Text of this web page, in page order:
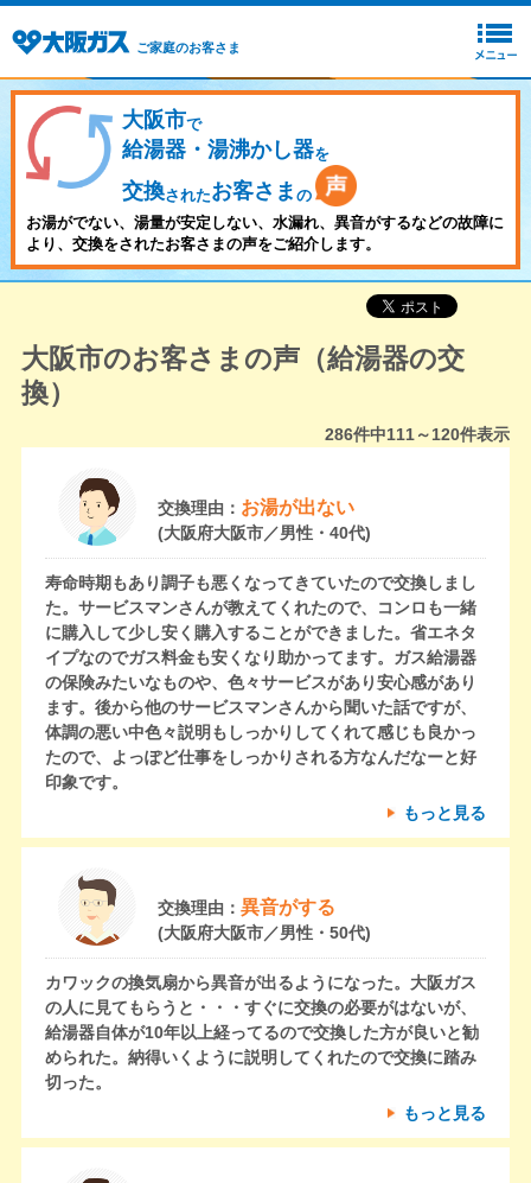
ご家庭のお客さま
大阪市で
給湯器・湯沸かし器を
交換されたお客さま の
お湯がでない、湯量が安定しない、水漏れ、異音がするなどの故障に
より、交換をされたお客さまの声をご紹介します。
大阪市のお客さまの声（給湯器の交
換）
286件中111～120件表示
交換理由： お湯が出ない
(大阪府大阪市／男性・40代)
寿命時期もあり調子も悪くなってきていたので交換しまし
た。サービスマンさんが教えてくれたので、コンロも一緒
に購入して少し安く購入することができました。省エネタ
イプなのでガス料金も安くなり助かってます。ガス給湯器
の保険みたいなものや、色々サービスがあり安心感があり
ます。後から他のサービスマンさんから聞いた話ですが、
体調の悪い中色々説明もしっかりしてくれて感じも良かっ
たので、よっぽど仕事をしっかりされる方なんだなーと好
印象です。
もっと見る
交換理由： 異音がする
(大阪府大阪市／男性・50代)
カワックの換気扇から異音が出るようになった。大阪ガス
の人に見てもらうと・・・すぐに交換の必要がはないが、
給湯器自体が10年以上経ってるので交換した方が良いと勧
められた。納得いくように説明してくれたので交換に踏み
切った。
もっと見る